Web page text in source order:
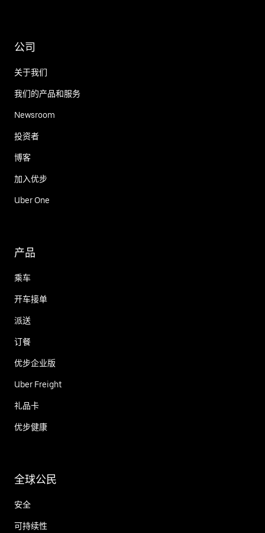
公司
关于我们
我们的产品和服务
Newsroom
投资者
博客
加入优步
Uber One
产品
乘车
开车接单
派送
订餐
优步企业版
Uber Freight
礼品卡
优步健康
全球公民
安全
可持续性